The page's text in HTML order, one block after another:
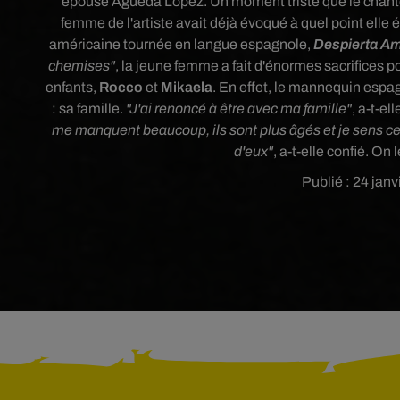
Publié : 24
femme de l'artiste avait déjà évoqué à quel point elle
américaine tournée en langue espagnole,Despierta
chemises", la jeune femme a fait d'énormes sacrifices
enfants, Rocco et Mikaela. En effet, le mannequin
: sa famille. "J'ai renoncé à être avec ma famille", a-t-
me manquent beaucoup, ils sont plus âgés et je sens
d'eux", a-t-elle confié. On